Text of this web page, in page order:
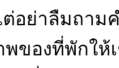
ต่อย่าลืมถาม
พของที่พักใ